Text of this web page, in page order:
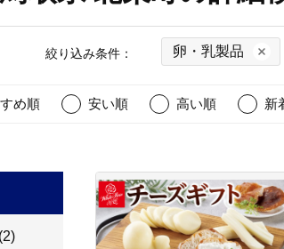
絞り込み条件： 卵・乳製品
め順 安い順 高い順 新
(2)